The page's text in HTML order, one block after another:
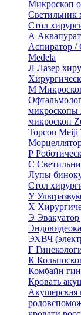
Микроскоп
Светильник
Стол
А
Аспиратор /
Medela
Л Лазер
М
микроскопы
микроскоп
Topcon Meiji
Р
С
Лупы
Стол
У
Х
Э
ЭХВЧ
Г
К
Комбайн
Кровать
Акушерская